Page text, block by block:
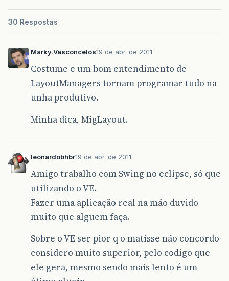
30 Respostas
Marky.Vasconcelos19 de abr. de 2011
Costume e um bom entendimento de
LayoutManagers tornam programar tudo na
unha produtivo.
Minha dica, MigLayout.
leonardobhbr19 de abr. de 2011
Amigo trabalho com Swing no eclipse, só que
utilizando o VE.
Fazer uma aplicação real na mão duvido
muito que alguem faça.
Sobre o VE ser pior q o matisse não concordo
considero muito superior, pelo codigo que
ele gera, mesmo sendo mais lento é um